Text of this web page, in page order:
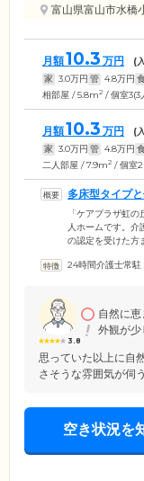
富山県富山市水橋
月額10.3 万円 (
家 3.0万円 管 4.8万円
相部屋 / 5.8m2 / 個室3(3
月額10.3 万円 (
家 3.0万円 管 4.8万円
二人部屋 / 7.9m2 / 個室
多床型タイプ
ます
「ケアプラザ虹
人ホームです。
の認定を受けた方
ご入居いただく相
タッフがご入居
ださい。
24時間介護士常駐
3.8
自然に恵
外観が少
思っていた以上に自
さそうな雰囲気が伺
空き状況を